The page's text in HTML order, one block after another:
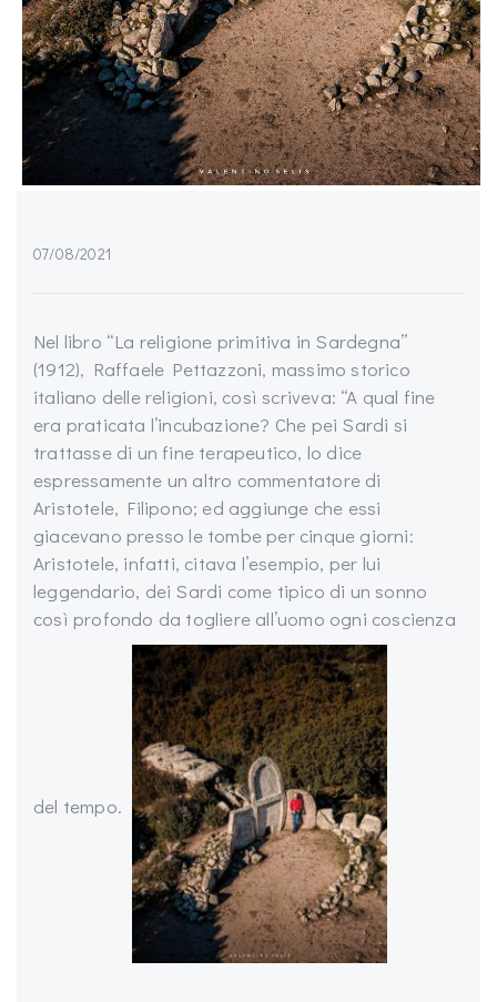
07/08/2021
Nel libro “La religione primitiva in Sardegna”
(1912), Raffaele Pettazzoni, massimo storico
italiano delle religioni, così scriveva: “A qual fine
era praticata l’incubazione? Che pei Sardi si
trattasse di un fine terapeutico, lo dice
espressamente un altro commentatore di
Aristotele, Filipono; ed aggiunge che essi
giacevano presso le tombe per cinque giorni:
Aristotele, infatti, citava l’esempio, per lui
leggendario, dei Sardi come tipico di un sonno
così profondo da togliere all’uomo ogni coscienza
del tempo.